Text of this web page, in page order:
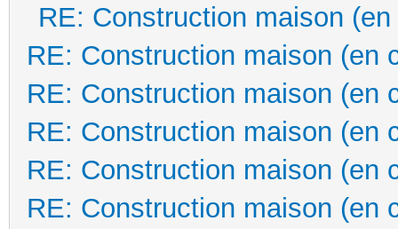
RE: Construction maison
RE: Construction maison (en
RE: Construction maison (en
RE: Construction maison (en
RE: Construction maison (en
RE: Construction maison (en